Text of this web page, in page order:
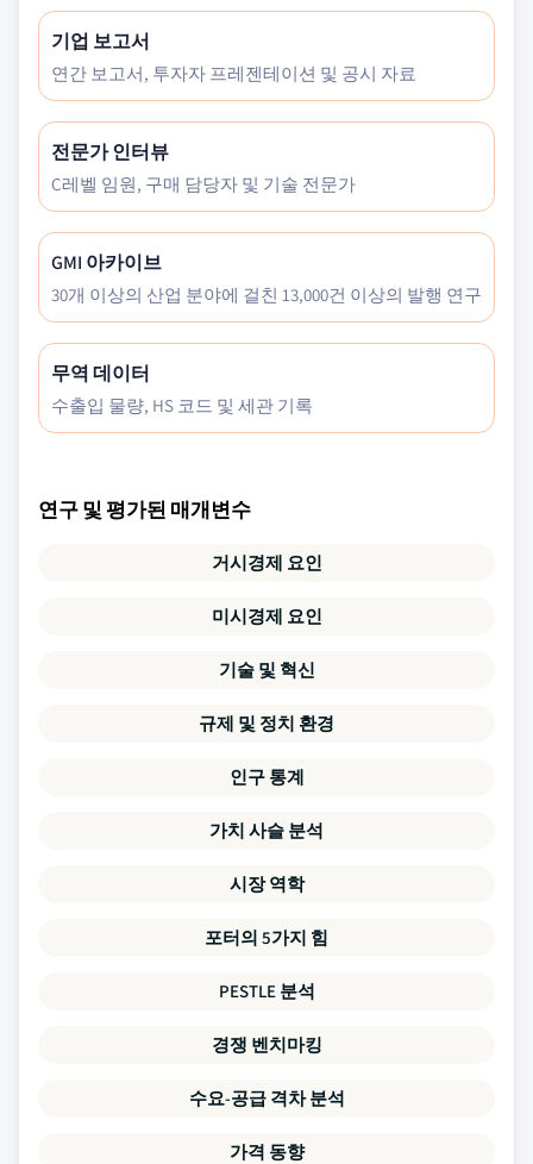
기업 보고서
연간 보고서, 투자자 프레젠테이션 및 공시 자료
전문가 인터뷰
C레벨 임원, 구매 담당자 및 기술 전문가
GMI 아카이브
30개 이상의 산업 분야에 걸친 13,000건 이상의 발행 연구
무역 데이터
수출입 물량, HS 코드 및 세관 기록
연구 및 평가된 매개변수
거시경제 요인
미시경제 요인
기술 및 혁신
규제 및 정치 환경
인구 통계
가치 사슬 분석
시장 역학
포터의 5가지 힘
PESTLE 분석
경쟁 벤치마킹
수요-공급 격차 분석
가격 동향